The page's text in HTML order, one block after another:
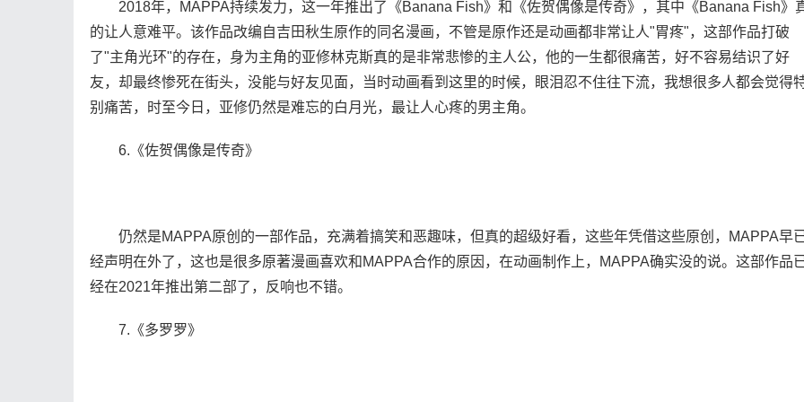
2018年，MAPPA持续发力，这一年推出了《Banana Fish》和《佐贺偶像是传奇》，其中《Banana Fish》
的让人意难平。该作品改编自吉田秋生原作的同名漫画，不管是原作还是动画都非常让人"胃疼"，这部作品打破
了"主角光环"的存在，身为主角的亚修林克斯真的是非常悲惨的主人公，他的一生都很痛苦，好不容易结识了好
友，却最终惨死在街头，没能与好友见面，当时动画看到这里的时候，眼泪忍不住往下流，我想很多人都会觉得
别痛苦，时至今日，亚修仍然是难忘的白月光，最让人心疼的男主角。
6.《佐贺偶像是传奇》
仍然是MAPPA原创的一部作品，充满着搞笑和恶趣味，但真的超级好看，这些年凭借这些原创，MAPPA早
经声明在外了，这也是很多原著漫画喜欢和MAPPA合作的原因，在动画制作上，MAPPA确实没的说。这部作品
经在2021年推出第二部了，反响也不错。
7.《多罗罗》